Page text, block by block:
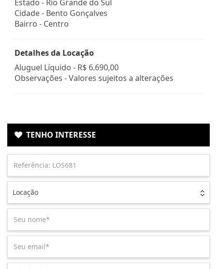
Estado - Rio Grande do Sul
Cidade - Bento Gonçalves
Bairro - Centro
Detalhes da Locação
Aluguel Líquido - R$ 6.690,00
Observações - Valores sujeitos a alterações
TENHO INTERESSE
Locação